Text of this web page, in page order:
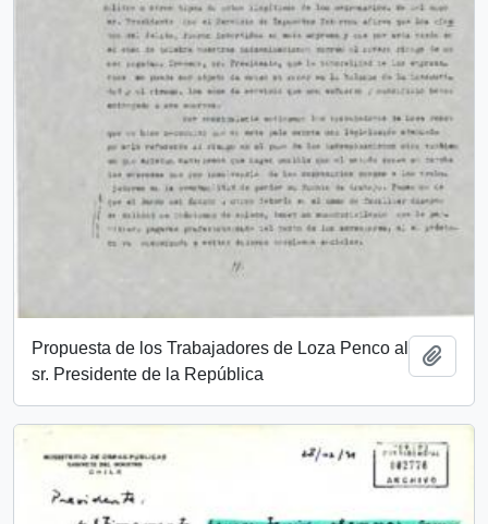
Propuesta de los Trabajadores de Loza Penco al
sr. Presidente de la República